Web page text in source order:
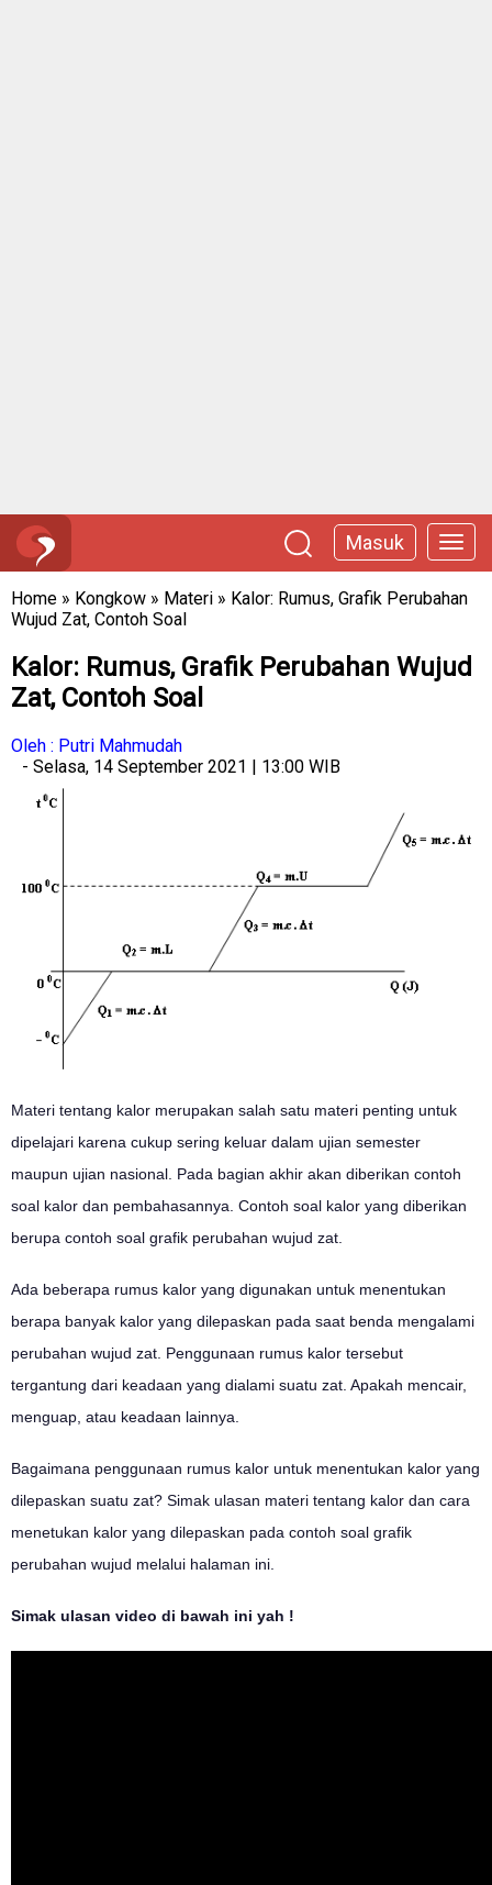
Masuk
Home » Kongkow » Materi » Kalor: Rumus, Grafik Perubahan
Wujud Zat, Contoh Soal
Kalor: Rumus, Grafik Perubahan Wujud
Zat, Contoh Soal
Oleh : Putri Mahmudah
- Selasa, 14 September 2021 | 13:00 WIB
Materi tentang kalor merupakan salah satu materi penting untuk
dipelajari karena cukup sering keluar dalam ujian semester
maupun ujian nasional. Pada bagian akhir akan diberikan contoh
soal kalor dan pembahasannya. Contoh soal kalor yang diberikan
berupa contoh soal grafik perubahan wujud zat.
Ada beberapa rumus kalor yang digunakan untuk menentukan
berapa banyak kalor yang dilepaskan pada saat benda mengalami
perubahan wujud zat. Penggunaan rumus kalor tersebut
tergantung dari keadaan yang dialami suatu zat. Apakah mencair,
menguap, atau keadaan lainnya.
Bagaimana penggunaan rumus kalor untuk menentukan kalor yang
dilepaskan suatu zat? Simak ulasan materi tentang kalor dan cara
menetukan kalor yang dilepaskan pada contoh soal grafik
perubahan wujud melalui halaman ini.
Simak ulasan video di bawah ini yah !